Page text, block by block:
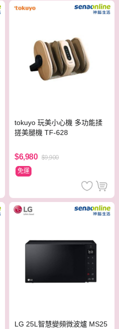
tokuyo 玩美小心機 多功能揉
搓美腿機 TF-628
$6,980 $9,900
免運
LG 25L智慧變頻微波爐 MS25